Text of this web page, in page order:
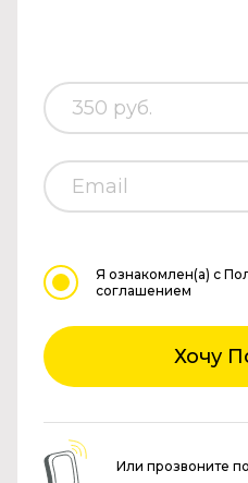
Я ознакомлен(а) с
соглашением
Хочу
Или прозвоните